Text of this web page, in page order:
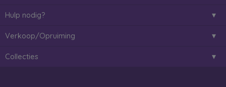
Hulp nodig?
Verkoop/Opruiming
Collecties